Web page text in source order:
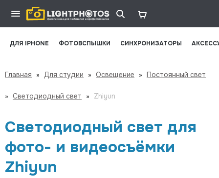
ДЛЯ IPHONE ФОТОВСПЫШКИ СИНХРОНИЗАТОРЫ
Главная » Для студии » Освещение » Постоянный свет
» Светодиодный свет » Zhiyun
Светодиодный свет для
фото- и видеосъёмки
Zhiyun